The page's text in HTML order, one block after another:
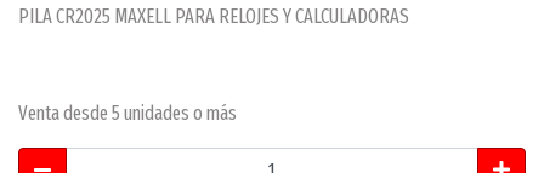
PILA CR2025 MAXELL PARA RELOJES Y CALCULADORAS
Venta desde 5 unidades o más